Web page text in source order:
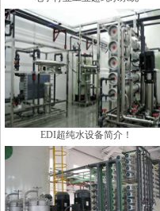
EDI超纯水设备简介！